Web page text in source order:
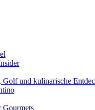
und kulinarische
Gourmets